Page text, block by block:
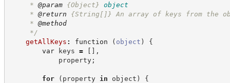
* @param {Object}
object
* @return {String[]}
An array of keys from the
* @method
*/
getAllKeys : function ( object )
{
var keys = [ ] ,
property ;
for ( property in object )
{